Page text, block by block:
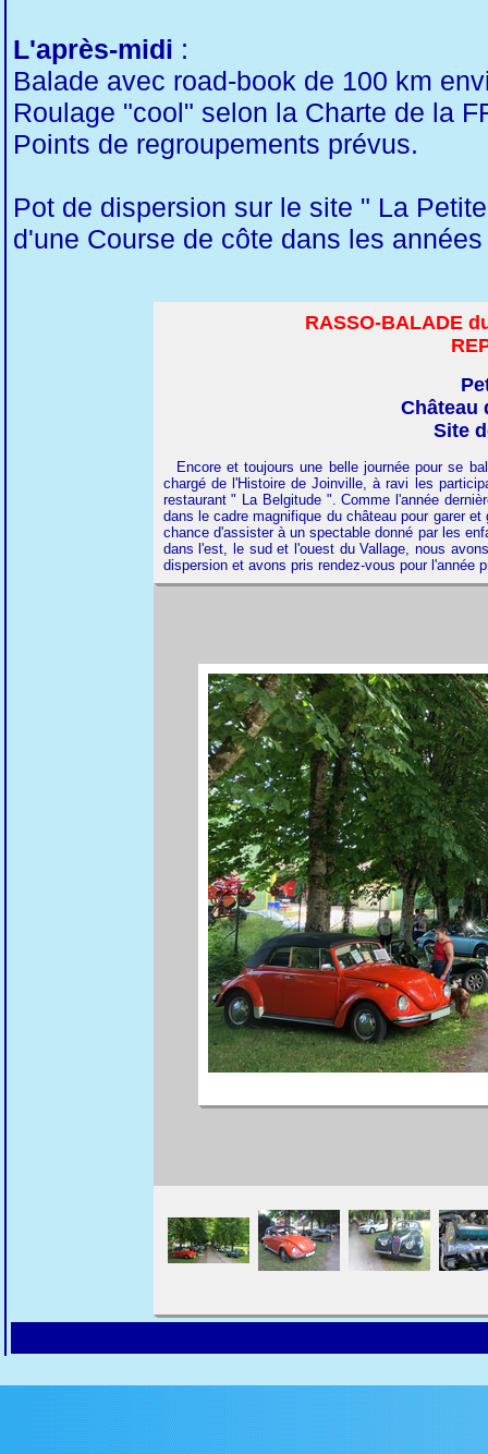
L'après-midi :
Balade avec road-book de 100 km
Roulage "cool" selon la Charte de la
Points de regroupements prévus.
Pot de dispersion sur le site " La
d'une Course de côte dans les
RASSO-BALADE
Château
Site
Encore et toujours une belle journée pour se
chargé de l'Histoire de Joinville, à ravi les
restaurant " La Belgitude ". Comme l'année
dans le cadre magnifique du château pour garer
chance d'assister à un spectable donné par les
dans l'est, le sud et l'ouest du Vallage, nous
dispersion et avons pris rendez-vous pour l'année